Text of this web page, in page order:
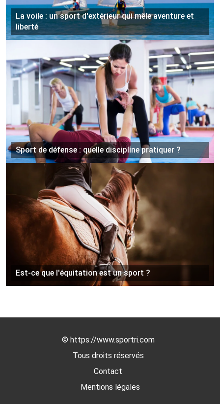
La voile : un sport d'extérieur qui mêle aventure et
liberté
Sport de défense : quelle discipline pratiquer ?
Est-ce que l'équitation est un sport ?
© https://www.sportri.com
Tous droits réservés
Contact
Mentions légales